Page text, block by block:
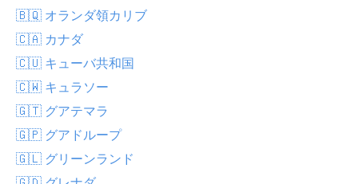
🇧🇶 オランダ領カリブ
🇨🇦 カナダ
🇨🇺 キューバ共和国
🇨🇼 キュラソー
🇬🇹 グアテマラ
🇬🇵 グアドループ
🇬🇱 グリーンランド